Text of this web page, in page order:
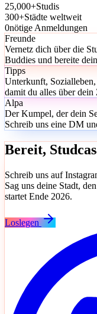
25,000+Studis
300+Städte weltweit
0nötige Anmeldungen
Freunde
Vernetz dich über die
Buddies und bereite
Tipps
Unterkunft,
damit du alles über
Alpa
Der Kumpel, der dein
Schreib uns eine DM
Bereit,
Schreib uns auf
Sag uns deine Stadt,
startet Ende 2026.
Loslegen